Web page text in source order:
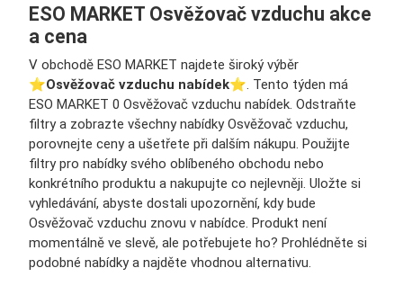
ESO MARKET Osvěžovač vzduchu akce
a cena
V obchodě ESO MARKET najdete široký výběr
⭐️Osvěžovač vzduchu nabídek⭐️. Tento týden má
ESO MARKET 0 Osvěžovač vzduchu nabídek. Odstraňte
filtry a zobrazte všechny nabídky Osvěžovač vzduchu,
porovnejte ceny a ušetřete při dalším nákupu. Použijte
filtry pro nabídky svého oblíbeného obchodu nebo
konkrétního produktu a nakupujte co nejlevněji. Uložte si
vyhledávání, abyste dostali upozornění, kdy bude
Osvěžovač vzduchu znovu v nabídce. Produkt není
momentálně ve slevě, ale potřebujete ho? Prohlédněte si
podobné nabídky a najděte vhodnou alternativu.